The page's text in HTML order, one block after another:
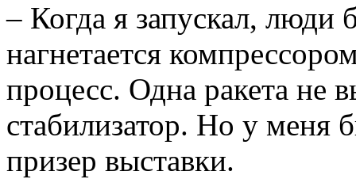
– Когда я запускал, люди
нагнетается
процесс. Одна ракета не
стабилизатор. Но у меня
призер выставки.